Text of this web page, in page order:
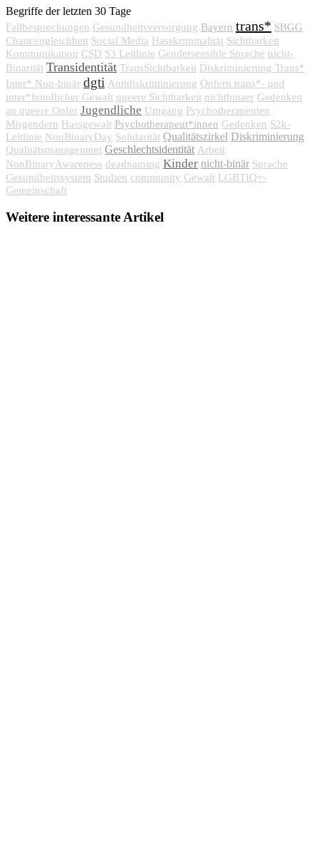
Begriffe der letzten 30 Tage
Fallbesprechungen Gesundheitsversorgung Bayern trans* SBGG
Chancengleichheit Social Media Hasskriminalität Sichtbarkeit
Kommunikation CSD S3 Leitlinie Gendersensible Sprache nicht-
Binarität Transidentität TransSichtbarkeit Diskriminierung Trans*
Inter* Non-binär dgti Antidiskriminierung Opfern trans*- und
inter*feindlicher Gewalt queere Sichtbarkeit nichtbinaer Gedenken
an queere Opfer Jugendliche Umgang Psychotherapeuten
Misgendern Hassgewalt Psychotherapeut*innen Gedenken S2k-
Leitlinie NonBinaryDay Solidarität Qualitätszirkel Diskriminierung
Qualitätsmanagement Geschlechtsidentität Arbeit
NonBinaryAwareness deadnaming Kinder nicht-binär Sprache
Gesundheitssystem Studien community Gewalt LGBTIQ+-
Gemeinschaft
Weitere interessante Artikel